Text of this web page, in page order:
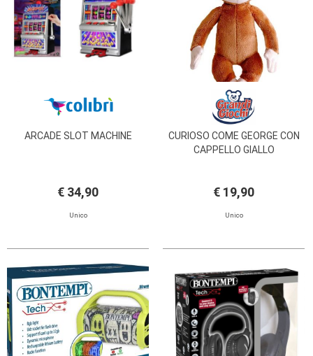
ARCADE SLOT MACHINE
€ 34,90
Unico
CURIOSO COME GEORGE CON
CAPPELLO GIALLO
€ 19,90
Unico